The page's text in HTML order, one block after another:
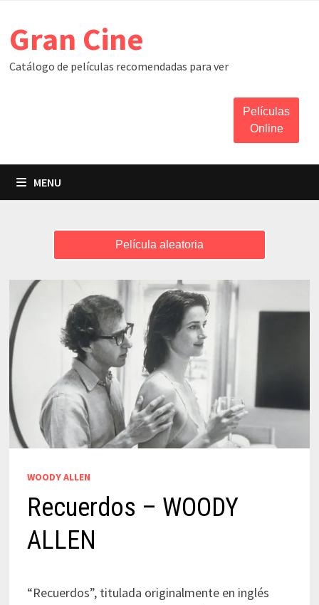
content
Gran Cine
Catálogo de películas recomendadas para ver
Películas
Online
MENU
Película aleatoria
WOODY ALLEN
Recuerdos – WOODY
ALLEN
“Recuerdos”, titulada originalmente en inglés